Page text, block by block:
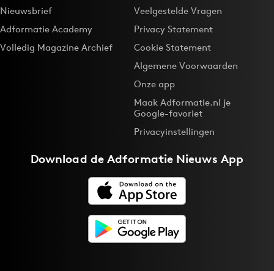
Nieuwsbrief
Adformatie Academy
Volledig Magazine Archief
Veelgestelde Vragen
Privacy Statement
Cookie Statement
Algemene Voorwaarden
Onze app
Maak Adformatie.nl je
Google-favoriet
Privacyinstellingen
Download deAdformatie Nieuws App